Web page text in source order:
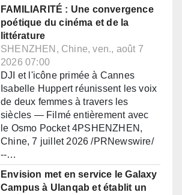
FAMILIARITÉ : Une convergence
poétique du cinéma et de la
littérature
SHENZHEN, Chine, ven., août 7
2026 07:00
DJI et l'icône primée à Cannes
Isabelle Huppert réunissent les voix
de deux femmes à travers les
siècles — Filmé entièrement avec
le Osmo Pocket 4PSHENZHEN,
Chine, 7 juillet 2026 /PRNewswire/
--…
Envision met en service le Galaxy
Campus à Ulanqab et établit un